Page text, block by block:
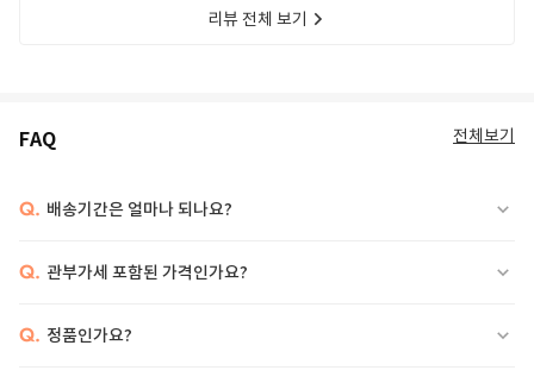
리뷰 전체 보기
FAQ 전체보기
Q. 배송기간은 얼마나 되나요?
Q. 관부가세 포함된 가격인가요?
Q. 정품인가요?